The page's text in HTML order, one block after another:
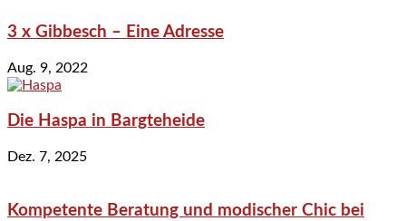
3 x Gibbesch – Eine Adresse
Aug. 9, 2022
Die Haspa in Bargteheide
Dez. 7, 2025
Kompetente Beratung und modischer Chic bei